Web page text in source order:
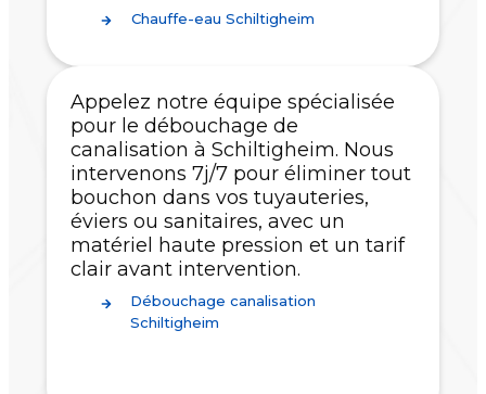
Chauffe-eau Schiltigheim
Appelez notre équipe spécialisée
pour le débouchage de
canalisation à Schiltigheim. Nous
intervenons 7j/7 pour éliminer tout
bouchon dans vos tuyauteries,
éviers ou sanitaires, avec un
matériel haute pression et un tarif
clair avant intervention.
Débouchage canalisation
Schiltigheim